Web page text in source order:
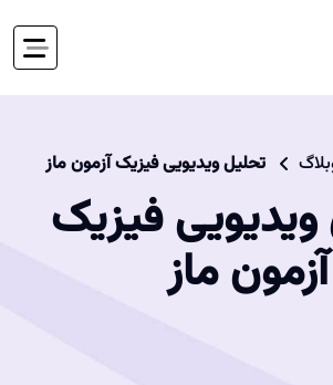
​ تحلیل ویدیویی فیزیک آزمون‌ ماز
ویدیویی فیزیک
آزمون‌ ماز